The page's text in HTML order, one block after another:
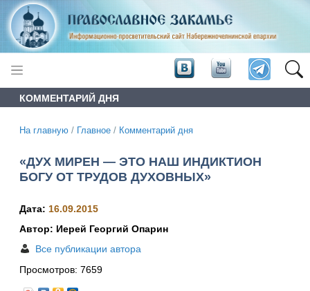
КОММЕНТАРИЙ ДНЯ
На главную / Главное / Комментарий дня
«ДУХ МИРЕН — ЭТО НАШ ИНДИКТИОН
БОГУ ОТ ТРУДОВ ДУХОВНЫХ»
Дата: 16.09.2015
Автор: Иерей Георгий Опарин
Все публикации автора
Просмотров: 7659